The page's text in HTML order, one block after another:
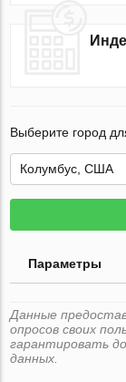
Выберите город
Параметры
Данные
опросов своих
гарантировать
данных.